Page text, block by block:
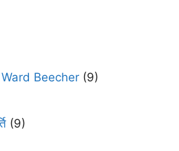
Ward Beecher (9)
(9)